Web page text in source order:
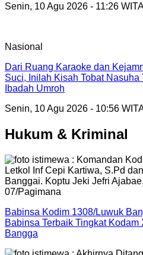
Senin, 10 Agu 2026 - 11:26
Nasional
Dari Ruang Karaoke dan
Suci, Inilah Kisah Tobat Nasuha
Ibadah Umroh
Senin, 10 Agu 2026 - 10:56
Hukum & Kriminal
Babinsa Kodim 1308/Luwuk
Babinsa Terbaik Tingkat
Bangga